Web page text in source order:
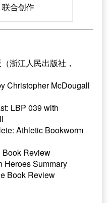
联合创作
浙江人民出版社，
Christopher McDougall
LBP 039 with
Athletic Bookworm
Book Review
Heroes Summary
Book Review